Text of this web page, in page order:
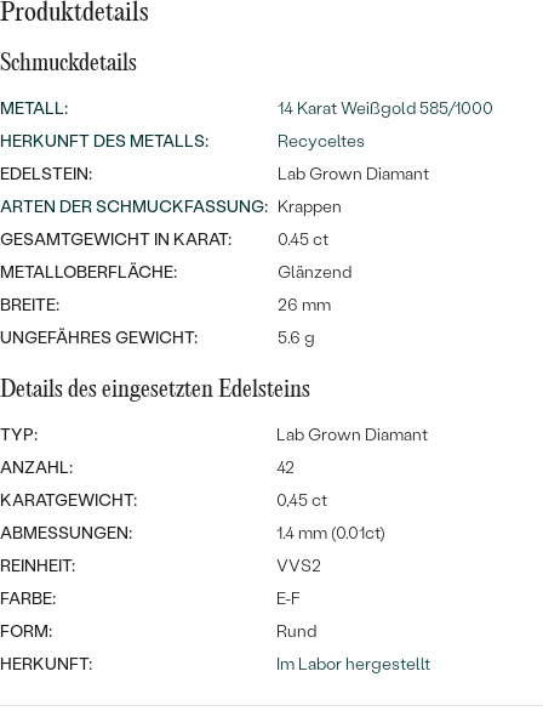
Wave Kollektion
ANSEHEN
SYMBOLISCH
NACH ANLASS
NACH DER FARBE
NACH DER FORM
MASSGEFERTIGTER
DIAMANTEN
Meistverkaufte
Ohrrinnge
Personalisierte
Halsketten
ANSEHEN
Meistverkaufte
Produktdetails
Schmuckdetails
METALL:
14 Karat Weißgold 585/1000
HERKUNFT DES METALLS:
Recyceltes
EDELSTEIN:
Lab Grown Diamant
ARTEN DER SCHMUCKFASSUNG: Krappen
GESAMTGEWICHT IN KARAT:
0.45 ct
METALLOBERFLÄCHE:
Glänzend
BREITE:
26 mm
UNGEFÄHRES GEWICHT:
5.6 g
Details des eingesetzten Edelsteins
TYP:
Lab Grown Diamant
ANZAHL:
42
KARATGEWICHT:
0,45 ct
ABMESSUNGEN:
1.4 mm (0.01ct)
REINHEIT:
VVS2
FARBE:
E-F
FORM:
Rund
HERKUNFT:
Im Labor hergestellt